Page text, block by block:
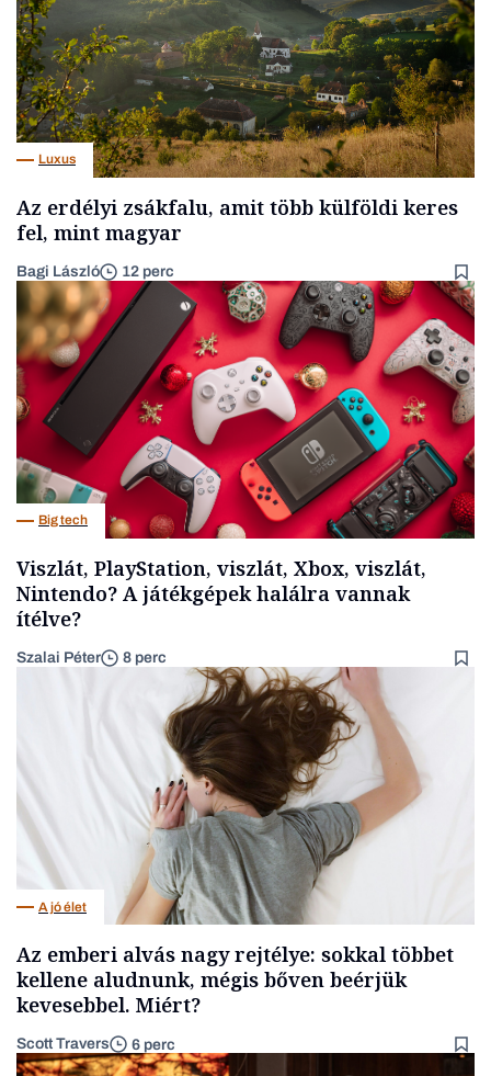
Luxus
Az erdélyi zsákfalu, amit több külföldi keres
fel, mint magyar
Bagi László 12 perc
Big tech
Viszlát, PlayStation, viszlát, Xbox, viszlát,
Nintendo? A játékgépek halálra vannak
ítélve?
Szalai Péter 8 perc
A jó élet
Az emberi alvás nagy rejtélye: sokkal többet
kellene aludnunk, mégis bőven beérjük
kevesebbel. Miért?
Scott Travers 6 perc